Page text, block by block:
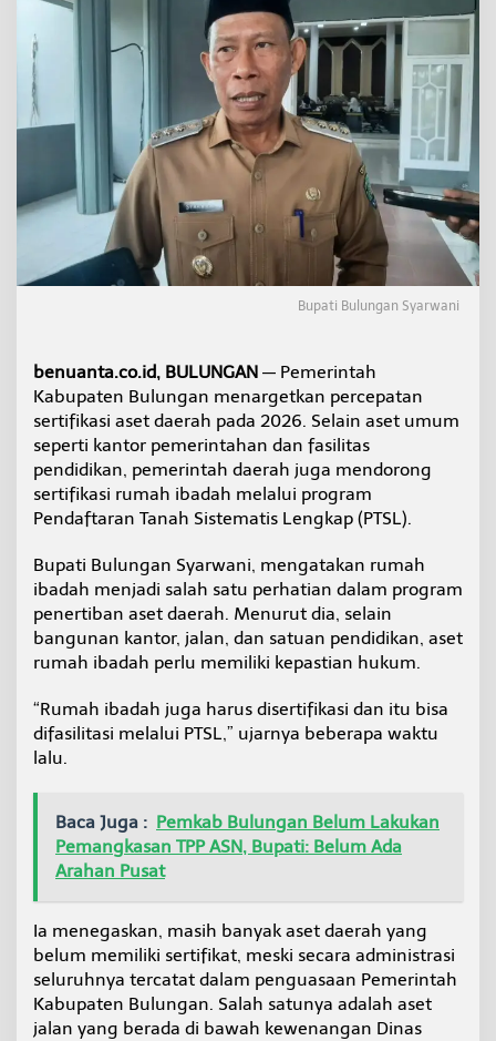
o
t
S
r
t
f
A
s
e
D
a
e
Bupati Bulungan Syarwani
benuanta.co.id, BULUNGAN — Pemerintah
Kabupaten Bulungan menargetkan percepatan
sertifikasi aset daerah pada 2026. Selain aset umum
seperti kantor pemerintahan dan fasilitas
pendidikan, pemerintah daerah juga mendorong
sertifikasi rumah ibadah melalui program
Pendaftaran Tanah Sistematis Lengkap (PTSL).
Bupati Bulungan Syarwani, mengatakan rumah
ibadah menjadi salah satu perhatian dalam program
penertiban aset daerah. Menurut dia, selain
bangunan kantor, jalan, dan satuan pendidikan, aset
rumah ibadah perlu memiliki kepastian hukum.
“Rumah ibadah juga harus disertifikasi dan itu bisa
difasilitasi melalui PTSL,” ujarnya beberapa waktu
lalu.
Baca Juga : Pemkab Bulungan Belum Lakukan
Pemangkasan TPP ASN, Bupati: Belum Ada
Arahan Pusat
Ia menegaskan, masih banyak aset daerah yang
belum memiliki sertifikat, meski secara administrasi
seluruhnya tercatat dalam penguasaan Pemerintah
Kabupaten Bulungan. Salah satunya adalah aset
jalan yang berada di bawah kewenangan Dinas